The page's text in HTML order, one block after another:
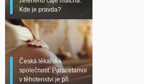
Kde je pravda?
Česká lékařská
společnost: Paracetamol
v těhotenství je při